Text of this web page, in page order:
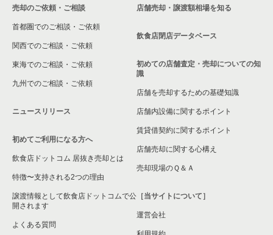
売却のご依頼・ご相談
首都圏でのご相談・ご依頼
関西でのご相談・ご依頼
東海でのご相談・ご依頼
九州でのご相談・ご依頼
ニュースリリース
初めてご利用になる方へ
飲食店ドットコム 居抜き売却とは
特徴〜支持される2つの理由
譲渡情報として飲食店ドットコムで公
開されます
よくある質問
店舗売却・譲渡額相場を知る
飲食店閉店データベース
初めての店舗査定・売却についての知
識
店舗を売却するための基礎知識
店舗内設備に関するポイント
賃貸借契約に関するポイント
店舗売却に関する心構え
売却現場のＱ＆Ａ
［当サイトについて］
運営会社